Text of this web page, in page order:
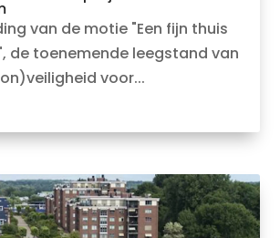
van de motie "Een fijn thuis
de toenemende leegstand van
voor...